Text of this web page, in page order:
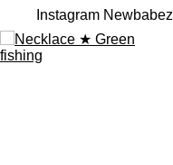
Instagram Newbabez